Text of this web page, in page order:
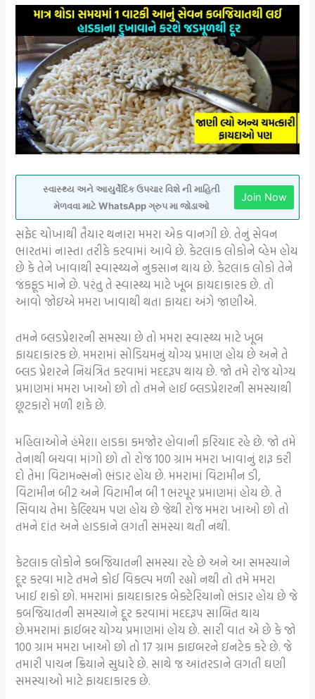
સ્વાસ્થ્ય અને આયુર્વેદિક ઉપચાર વિશે ની માહિતી
મેળવવા માટે WhatsApp ગ્રુપ મા જોડાઓ
Join Now
સફેદ ચોખાથી તૈયાર થનારા મમરા એક વાનગી છે. તેનું સેવન
ભારતમાં નાસ્તા તરીકે કરવામાં આવે છે. કેટલાક લોકોને વ્હેમ હોય
છે કે તેને ખાવાથી સ્વાસ્થ્યને નુકસાન થાય છે. કેટલાક લોકો તેને
જંકફૂડ માને છે. પરંતુ તે સ્વાસ્થ્ય માટે ખૂબ ફાયદાકારક છે. તો
આવો જોઇએ મમરા ખાવાથી થતા ફાયદા અંગે જાણીએ.
તમને બ્લડપ્રેશરની સમસ્યા છે તો મમરા સ્વાસ્થ્ય માટે ખૂબ
ફાયદાકારક છે. મમરામાં સોડિયમનું યોગ્ય પ્રમાણ હોય છે અને તે
બ્લડ પ્રેશરને નિયંત્રિત કરવામાં મદદરૂપ થાય છે. જો તમે રોજ યોગ્ય
પ્રમાણમાં મમરા ખાઓ છો તો તમને હાઈ બ્લડપ્રેશરની સમસ્યાથી
છૂટકારો મળી શકે છે.
મહિલાઓને હંમેશા હાડકા કમજોર હોવાની ફરિયાદ રહે છે. જો તમે
તેનાથી બચવા માંગો છો તો રોજ 100 ગ્રામ મમરા ખાવાનું શરૂ કરી
દો તેમા વિટામન્સનો ભંડાર હોય છે. મમરામાં વિટામીન ડી,
વિટામીન બી2 અને વિટામીન બી 1 ભરપૂર પ્રમાણમાં હોય છે. તે
સિવાય તેમા કેલ્શ્યિમ પણ હોય છે જેથી રોજ મમરા ખાઓ છો તો
તમને દાંત અને હાડકાને લગતી સમસ્યા થતી નથી.
કેટલાક લોકોને કબજિયાતની સમસ્યા રહે છે અને આ સમસ્યાને
દૂર કરવા માટે તમને કોઈ વિકલ્પ મળી રહ્યો નથી તો તમે મમરા
ખાઈ શકો છો. મમરામાં ફાયદાકારક બેક્ટેરિયાનો ભંડાર હોય છે જે
કબજિયાતની સમસ્યાને દૂર કરવામાં મદદરૂપ સાબિત થાય
છે.મમરામાં ફાઈબર યોગ્ય પ્રમાણમાં હોય છે. સારી વાત એ છે કે જો
100 ગ્રામ મમરા ખાઓ છો તો 17 ગ્રામ ફાઇબરને ઇનટેક કરે છે. જે
તમારી પાચન ક્રિયાને સુધારે છે. સાથે જ આંતરડાને લગતી ઘણી
સમસ્યાઓ માટે ફાયદાકારક છે.